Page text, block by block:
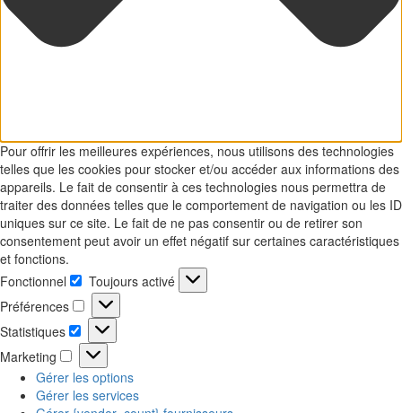
Pour offrir les meilleures expériences, nous utilisons des technologies
telles que les cookies pour stocker et/ou accéder aux informations des
appareils. Le fait de consentir à ces technologies nous permettra de
traiter des données telles que le comportement de navigation ou les ID
uniques sur ce site. Le fait de ne pas consentir ou de retirer son
consentement peut avoir un effet négatif sur certaines caractéristiques
et fonctions.
Fonctionnel
Fonctionnel
Toujours activé
Préférences
Préférences
Statistiques
Statistiques
Marketing
Marketing
Gérer les options
Gérer les services